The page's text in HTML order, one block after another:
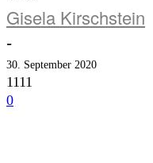
Gisela Kirschstein
-
30. September 2020
1111
0